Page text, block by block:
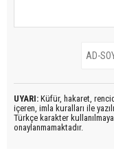
UYARI: Küfür, hakaret,
içeren, imla kuralları ile
Türkçe karakter
onaylanmamaktadır.